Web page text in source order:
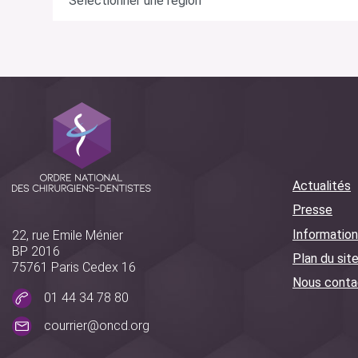
22, rue Emile Ménier
BP 2016
75761 Paris Cedex 16
01 44 34 78 80
courrier@oncd.org
Actualités
Presse
Plan du site
Nous